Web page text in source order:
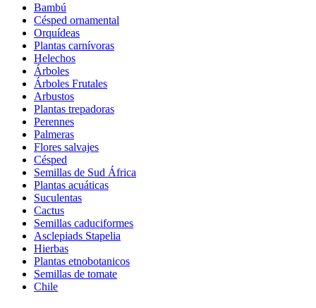
Bambú
Césped ornamental
Orquídeas
Plantas carnívoras
Helechos
Árboles
Árboles Frutales
Arbustos
Plantas trepadoras
Perennes
Palmeras
Flores salvajes
Césped
Semillas de Sud África
Plantas acuáticas
Suculentas
Cactus
Semillas caduciformes
Asclepiads Stapelia
Hierbas
Plantas etnobotanicos
Semillas de tomate
Chile